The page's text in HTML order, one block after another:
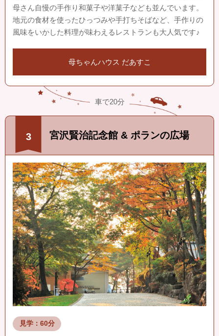
母さん自慢の手作り和菓子や洋菓子なども並んでいます。
地元の食材を使ったひっつみや手打ちそばなど、手作りの
風味をいかした料理が味わえるレストランも大人気です♪
母ちゃんハウス だあすこ
車で20分
3 宮沢賢治記念館 & ポランの広場
見学：60分